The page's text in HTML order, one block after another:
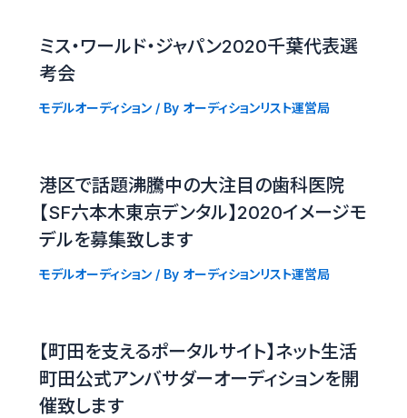
ミス・ワールド・ジャパン2020千葉代表選
考会
モデルオーディション/ By オーディションリスト運営局
港区で話題沸騰中の大注目の歯科医院
【SF六本木東京デンタル】2020イメージモ
デルを募集致します
モデルオーディション/ By オーディションリスト運営局
【町田を支えるポータルサイト】ネット生活
町田公式アンバサダーオーディションを開
催致します